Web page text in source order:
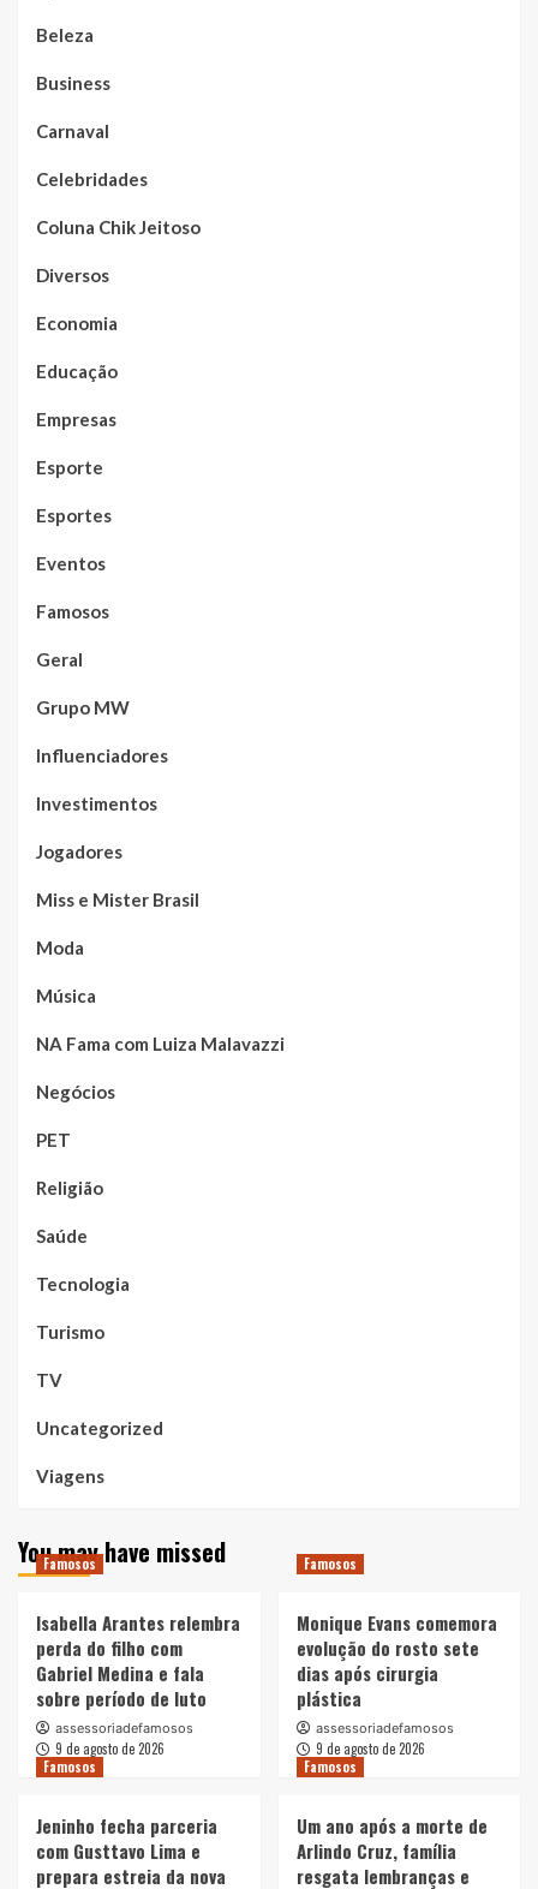
Beleza
Business
Carnaval
Celebridades
Coluna Chik Jeitoso
Diversos
Economia
Educação
Empresas
Esporte
Esportes
Eventos
Famosos
Geral
Grupo MW
Influenciadores
Investimentos
Jogadores
Miss e Mister Brasil
Moda
Música
NA Fama com Luiza Malavazzi
Negócios
PET
Religião
Saúde
Tecnologia
Turismo
TV
Uncategorized
Viagens
You may have missed
Famosos
Isabella Arantes relembra
perda do filho com
Gabriel Medina e fala
sobre período de luto
assessoriadefamosos
9 de agosto de 2026
Famosos
Monique Evans comemora
evolução do rosto sete
dias após cirurgia
plástica
assessoriadefamosos
9 de agosto de 2026
Famosos
Jeninho fecha parceria
com Gusttavo Lima e
prepara estreia da nova
Famosos
Um ano após a morte de
Arlindo Cruz, família
resgata lembranças e